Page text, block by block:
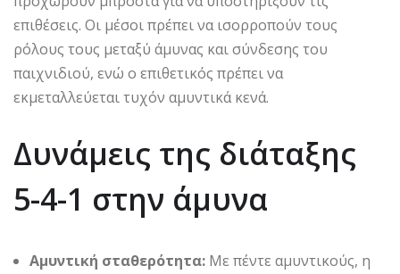
επιθέσεις. Οι μέσοι πρέπει να ισορροπούν τους
ρόλους τους μεταξύ άμυνας και σύνδεσης του
παιχνιδιού, ενώ ο επιθετικός πρέπει να
εκμεταλλεύεται τυχόν αμυντικά κενά.
Δυνάμεις της διάταξης
5-4-1 στην άμυνα
Αμυντική σταθερότητα: Με πέντε αμυντικούς, η